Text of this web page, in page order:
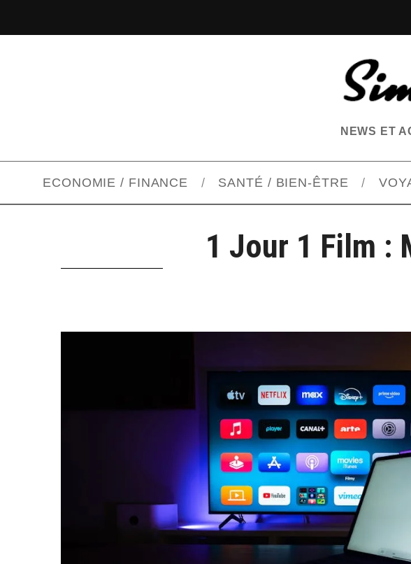
NEWS ET
ECONOMIE / FINANCE SANTÉ / BIEN-ÊTRE
1 Jour 1 Film :